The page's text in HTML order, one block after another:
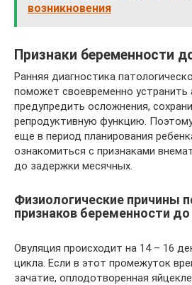
возникновения
Признаки беременности
Ранняя диагностика
поможет своевременно устранить
предупредить осложнения,
репродуктивную функцию.
еще в период планирования
ознакомиться с признаками
до задержки месячных.
Физиологические причины
признаков беременности
Овуляция происходит на 14 – 16
цикла. Если в этот промежуток
зачатие, оплодотворенная